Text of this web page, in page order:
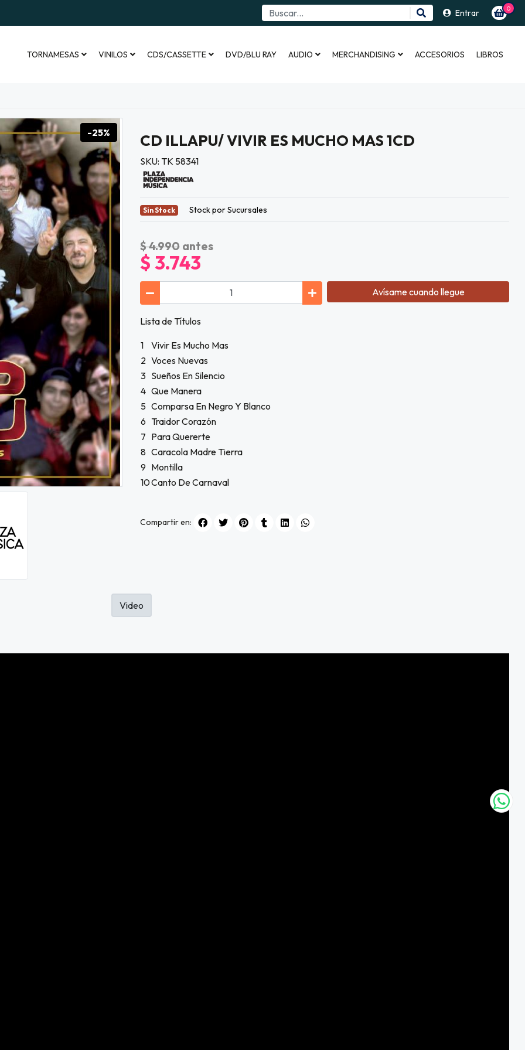
Entrar 0
TORNAMESAS VINILOS CDS/CASSETTE DVD/BLU RAY AUDIO MERCHANDISING ACCESORIOS LIBROS
-25% CD ILLAPU/ VIVIR ES MUCHO MAS 1CD
SKU: TK 58341
Sin Stock Stock por Sucursales
$ 4.990 antes
$ 3.743
Avísame cuando llegue
Lista de Títulos
1
Vivir Es Mucho Mas
2 Voces Nuevas
3 Sueños En Silencio
4 Que Manera
5 Comparsa En Negro Y Blanco
6 Traidor Corazón
7 Para Quererte
8 Caracola Madre Tierra
9 Montilla
10Canto De Carnaval
Compartir en:
Video